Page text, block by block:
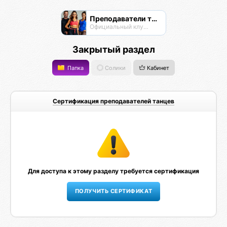
Преподаватели танцев
Официальный клуб Тансалты
Закрытый раздел
Папка Солики Кабинет
Сертификация преподавателей танцев
Для доступа к этому разделу требуется сертификация
ПОЛУЧИТЬ СЕРТИФИКАТ